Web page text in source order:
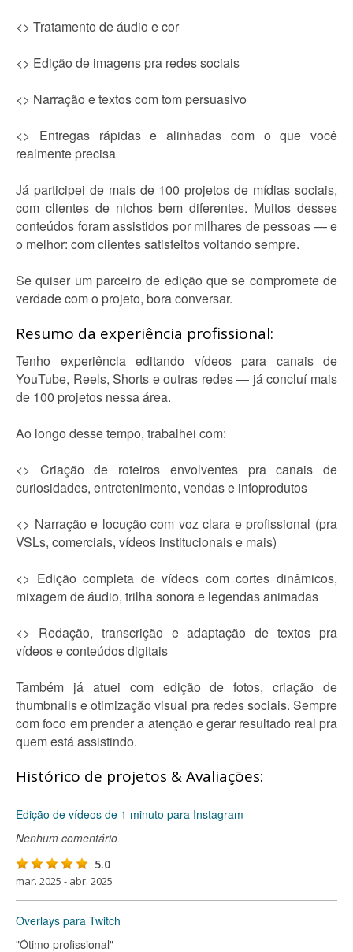
<> Tratamento de áudio e cor
<> Edição de imagens pra redes sociais
<> Narração e textos com tom persuasivo
<> Entregas rápidas e alinhadas com o que você
realmente precisa
Já participei de mais de 100 projetos de mídias sociais,
com clientes de nichos bem diferentes. Muitos desses
conteúdos foram assistidos por milhares de pessoas — e
o melhor: com clientes satisfeitos voltando sempre.
Se quiser um parceiro de edição que se compromete de
verdade com o projeto, bora conversar.
Resumo da experiência profissional:
Tenho experiência editando vídeos para canais de
YouTube, Reels, Shorts e outras redes — já concluí mais
de 100 projetos nessa área.
Ao longo desse tempo, trabalhei com:
<> Criação de roteiros envolventes pra canais de
curiosidades, entretenimento, vendas e infoprodutos
<> Narração e locução com voz clara e profissional (pra
VSLs, comerciais, vídeos institucionais e mais)
<> Edição completa de vídeos com cortes dinâmicos,
mixagem de áudio, trilha sonora e legendas animadas
<> Redação, transcrição e adaptação de textos pra
vídeos e conteúdos digitais
Também já atuei com edição de fotos, criação de
thumbnails e otimização visual pra redes sociais. Sempre
com foco em prender a atenção e gerar resultado real pra
quem está assistindo.
Histórico de projetos & Avaliações:
Edição de vídeos de 1 minuto para Instagram
Nenhum comentário
5.0
mar. 2025 - abr. 2025
Overlays para Twitch
"Ótimo profissional"